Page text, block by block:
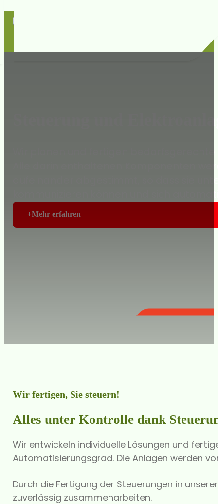
Mehr erfahren
Wir fertigen, Sie steuern!
Alles unter Kontrolle dank
Wir entwickeln individuelle Lösungen und
Automatisierungsgrad. Die Anlagen werden
Durch die Fertigung der Steuerungen in
zuverlässig zusammenarbeiten.